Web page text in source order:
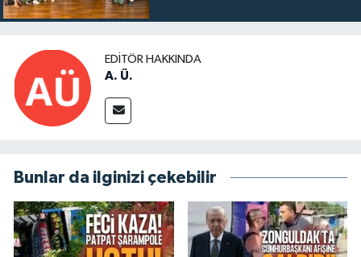
EDITÖR HAKKINDA
A. Ü.
Bunlar da ilginizi çekebilir